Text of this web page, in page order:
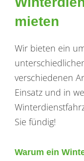
mieten
Wir bieten ein
verschiedenen
Einsatz und in
Sie fündig!
Warum ein